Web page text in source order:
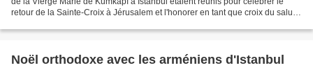
retour de la Sainte-Croix à Jérusalem et l'honorer en tant que croix du salut
Noël orthodoxe avec les arméniens d'Istanbul